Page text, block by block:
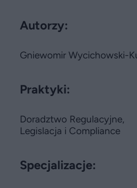
Autorzy:
Gniewomir Wycichowski-
Praktyki:
Doradztwo Regulacyjne,
Legislacja i Compliance
Specjalizacje: